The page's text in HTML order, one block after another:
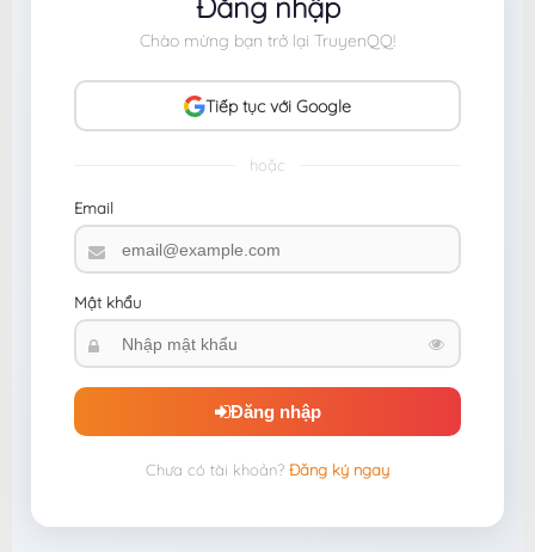
Đăng nhập
Chào mừng bạn trở lại TruyenQQ!
Tiếp tục với Google
hoặc
Email
Mật khẩu
Đăng nhập
Chưa có tài khoản? Đăng ký ngay